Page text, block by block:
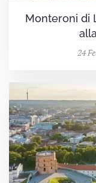
Monteroni di
24